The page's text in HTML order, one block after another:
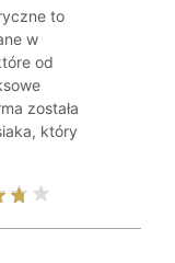
to
w
od
została
który